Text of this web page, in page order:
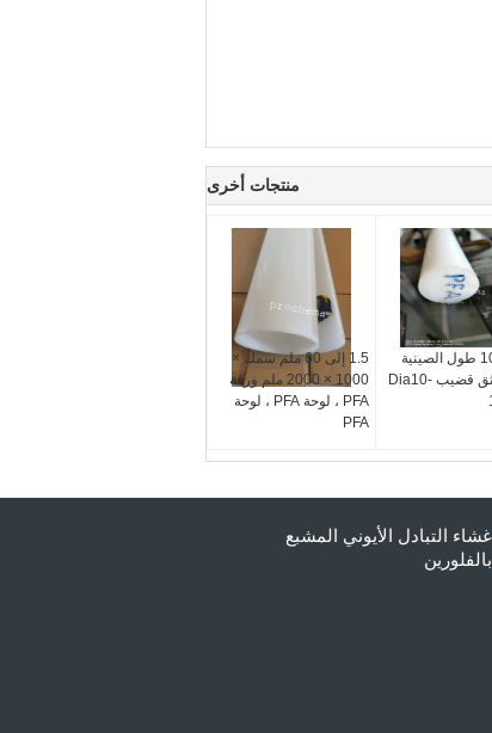
منتجات أخرى
1.5 إلى 60 ملم سمك ×
1000 × 2000 ملم ورقة
PFA ، لوحة PFA ، لوحة
PFA
1000mm طول الصينية
PFA البثق قضيب Dia10-
غشاء التبادل الأيوني المشبع
بالفلورين